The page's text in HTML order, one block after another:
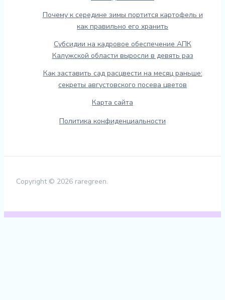
Почему к середине зимы портится картофель и
как правильно его хранить
Субсидии на кадровое обеспечение АПК
Калужской области выросли в девять раз
Как заставить сад расцвести на месяц раньше:
секреты августовского посева цветов
Карта сайта
Политика конфиденциальности
Copyright © 2026 raregreen.